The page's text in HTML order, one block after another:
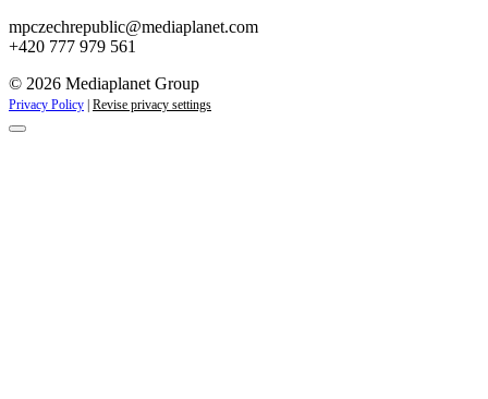
mpczechrepublic@mediaplanet.com
+420 777 979 561
© 2026 Mediaplanet Group
Privacy Policy | Revise privacy settings